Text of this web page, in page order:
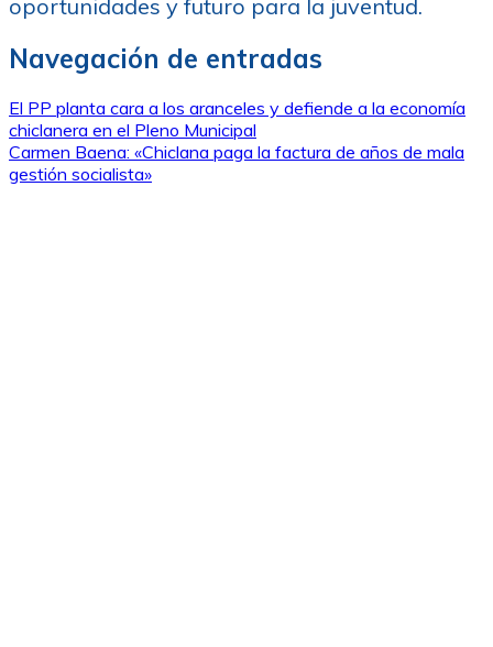
oportunidades y futuro para la juventud.
Navegación de entradas
El PP planta cara a los aranceles y defiende a la economía
chiclanera en el Pleno Municipal
Carmen Baena: «Chiclana paga la factura de años de mala
gestión socialista»